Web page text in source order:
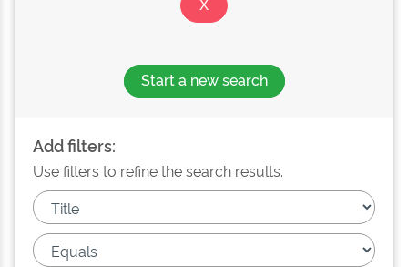
Start a new search
Add filters:
Use filters to refine the search results.